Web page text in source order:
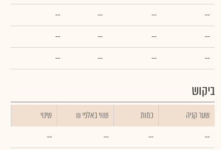
--
--
--
--
--
--
--
--
--
--
--
--
ביקוש
שער קניה כמות ₪ שווי באלפי
שינוי
--
--
--
--